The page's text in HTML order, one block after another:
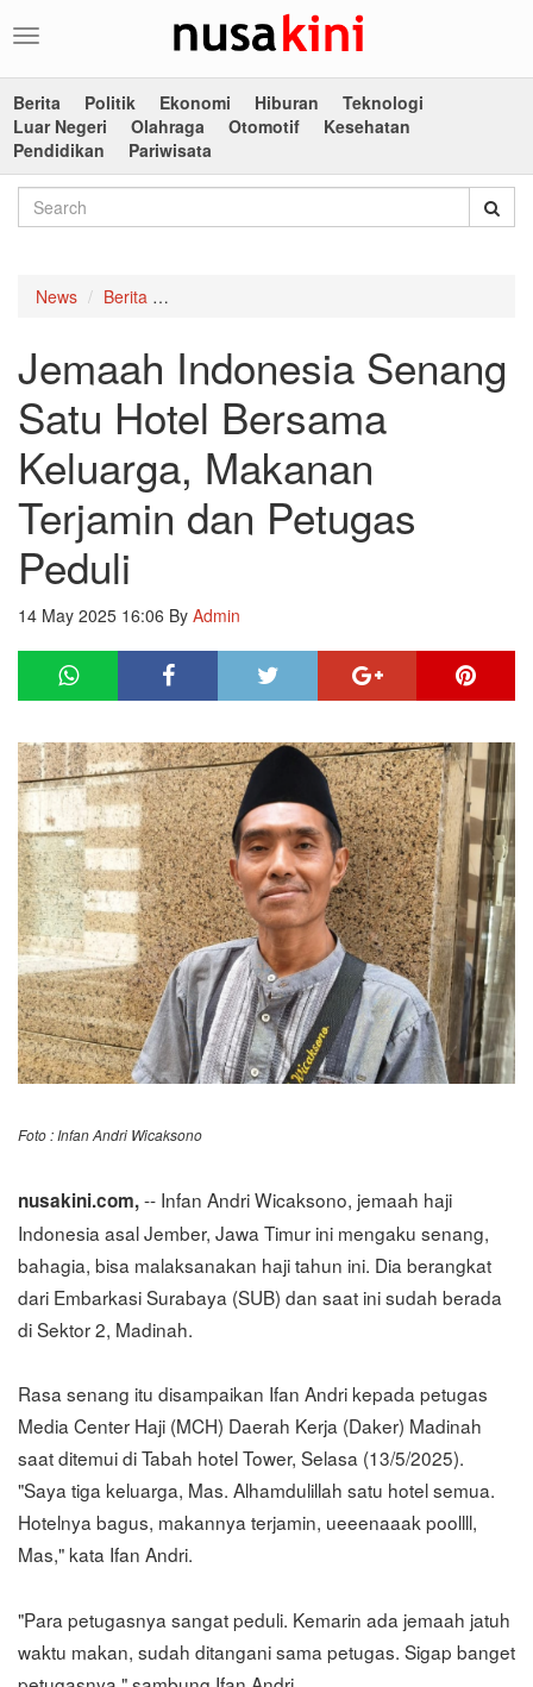
Toggle
Berita
Politik Ekonomi Hiburan
Teknologi
Luar Negeri
Olahraga Otomotif
Kesehatan
Pendidikan
Pariwisata
News Berita
Jemaah Indonesia Senang
Satu Hotel Bersama
Keluarga, Makanan
Terjamin dan Petugas
Peduli
14 May 2025 16:06 By Admin
Foto : Infan Andri Wicaksono
nusakini.com,-- Infan Andri Wicaksono, jemaah haji
Indonesia asal Jember, Jawa Timur ini mengaku senang,
bahagia, bisa malaksanakan haji tahun ini. Dia berangkat
dari Embarkasi Surabaya (SUB) dan saat ini sudah berada
di Sektor 2, Madinah.
Rasa senang itu disampaikan Ifan Andri kepada petugas
Media Center Haji (MCH) Daerah Kerja (Daker) Madinah
saat ditemui di Tabah hotel Tower, Selasa (13/5/2025).
"Saya tiga keluarga, Mas. Alhamdulillah satu hotel semua.
Hotelnya bagus, makannya terjamin, ueeenaaak poollll,
Mas," kata Ifan Andri.
"Para petugasnya sangat peduli. Kemarin ada jemaah jatuh
waktu makan, sudah ditangani sama petugas. Sigap banget